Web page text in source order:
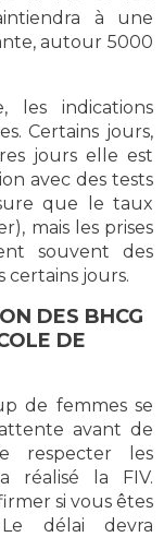
à une
autour 5000
les indications
Certains jours,
jours elle est
avec des tests
que le taux
mais les prises
souvent des
certains jours.
DES BHCG
DE
de femmes se
avant de
respecter les
réalisé la FIV.
si vous êtes
délai devra